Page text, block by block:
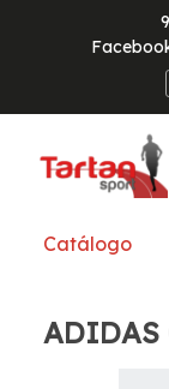
Catálogo
ADIDAS